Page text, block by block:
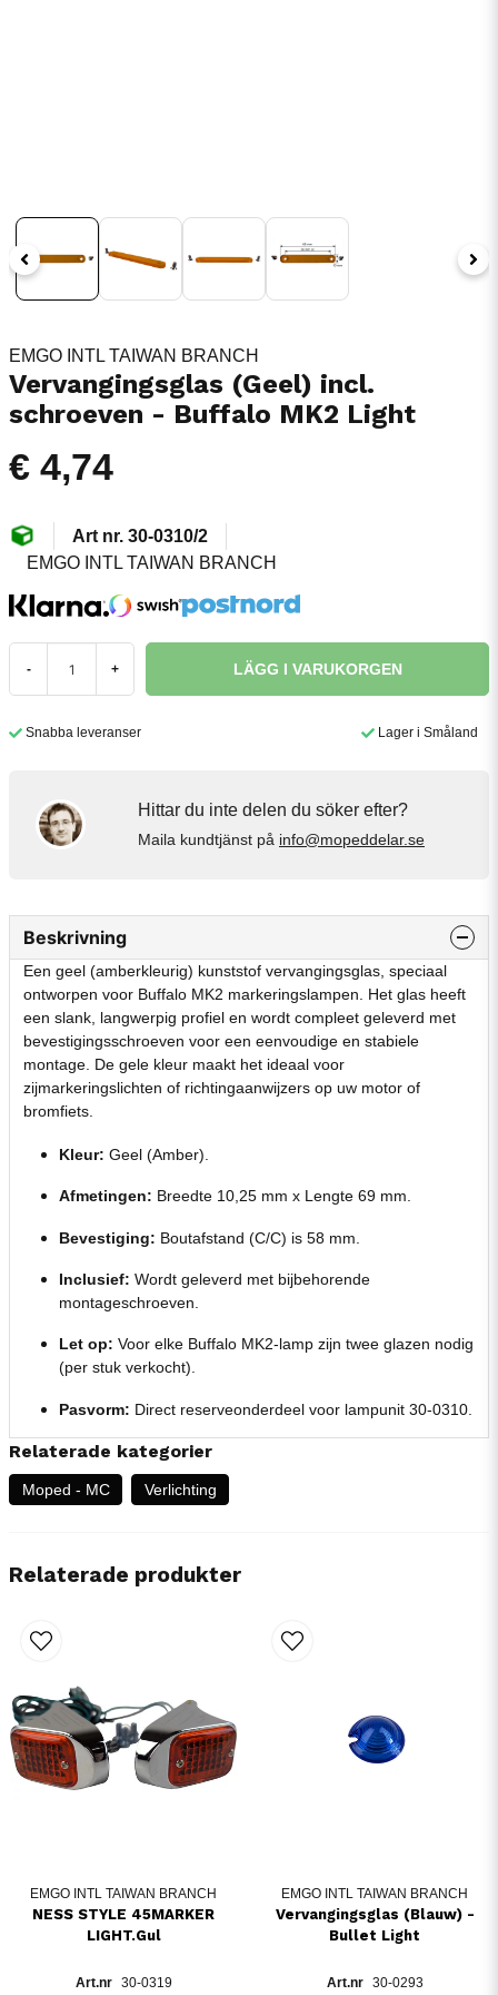
EMGO INTL TAIWAN BRANCH
Vervangingsglas (Geel) incl.
schroeven - Buffalo MK2 Light
€ 4,74
30-0310/2
EMGO INTL TAIWAN BRANCH
- + LÄGG I VARUKORGEN
Snabba leveranser Lager i Småland
Hittar du inte delen du söker efter?
Maila kundtjänst på info@mopeddelar.se
Beskrivning
Een geel (amberkleurig) kunststof vervangingsglas, speciaal
ontworpen voor Buffalo MK2 markeringslampen. Het glas heeft
een slank, langwerpig profiel en wordt compleet geleverd met
bevestigingsschroeven voor een eenvoudige en stabiele
montage. De gele kleur maakt het ideaal voor
zijmarkeringslichten of richtingaanwijzers op uw motor of
bromfiets.
Kleur: Geel (Amber).
Afmetingen: Breedte 10,25 mm x Lengte 69 mm.
Bevestiging: Boutafstand (C/C) is 58 mm.
Inclusief: Wordt geleverd met bijbehorende
montageschroeven.
Let op: Voor elke Buffalo MK2-lamp zijn twee glazen nodig
(per stuk verkocht).
Pasvorm: Direct reserveonderdeel voor lampunit 30-0310.
Relaterade kategorier
Moped - MC Verlichting
Relaterade produkter
EMGO INTL TAIWAN BRANCH
NESS STYLE 45MARKER
LIGHT.Gul
30-0319
EMGO INTL TAIWAN BRANCH
Vervangingsglas (Blauw) -
Bullet Light
30-0293